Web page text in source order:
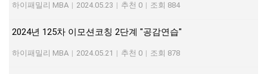
하이패밀리 MBA | 2024.05.23 | 추천 0 | 조회 884
2024년 125차 이모션코칭 2단계 "공감연습"
하이패밀리 MBA | 2024.05.21 | 추천 0 | 조회 878